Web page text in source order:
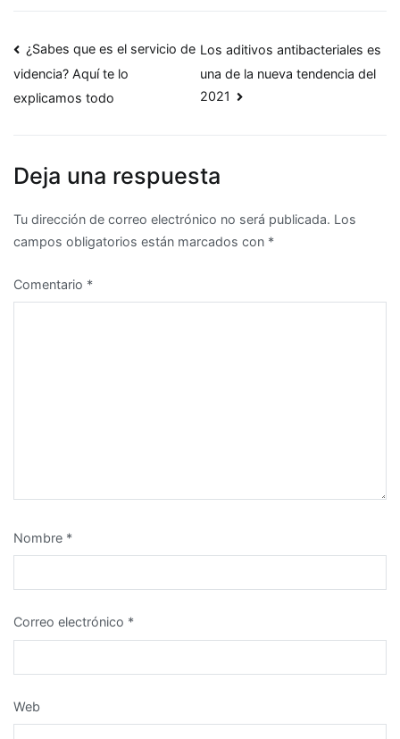
Navegación
de
¿Sabes que es el servicio de
videncia? Aquí te lo
explicamos todo
Los aditivos antibacteriales es
una de la nueva tendencia del
2021
Deja una respuesta
Tu dirección de correo electrónico no será publicada. Los
campos obligatorios están marcados con *
Comentario *
Nombre *
Correo electrónico *
Web